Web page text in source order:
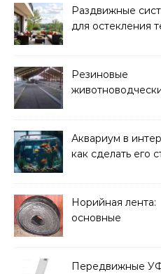
Раздвижные
для остекления
Резиновые
решать
Аквариум в
как сделать его
Норийная лента:
основные
и советы по
Передвижные